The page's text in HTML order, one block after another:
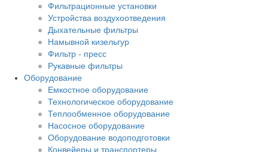
Фильтрационные установки
Устройства воздухоотведения
Дыхательные фильтры
Намывной кизельгур
Фильтр - пресс
Рукавные фильтры
Оборудование
Емкостное оборудование
Технологическое оборудование
Теплообменное оборудование
Насосное оборудование
Оборудование водоподготовки
Конвейеры и транспортеры